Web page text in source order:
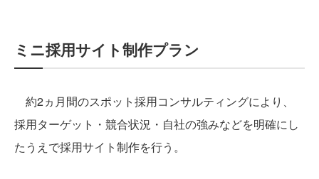
ミニ採用サイト制作プラン
約2ヵ月間のスポット採用コンサルティングにより、
採用ターゲット・競合状況・自社の強みなどを明確にし
たうえで採用サイト制作を行う。